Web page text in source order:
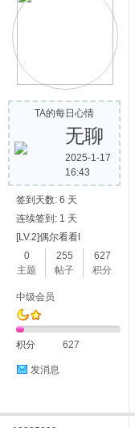
TA的每日心情
无聊
2025-1-17
16:43
签到天数: 6 天
连续签到: 1 天
[LV.2]偶尔看看I
0
主题
255
帖子
627
积分
中级会员
积分 627
发消息